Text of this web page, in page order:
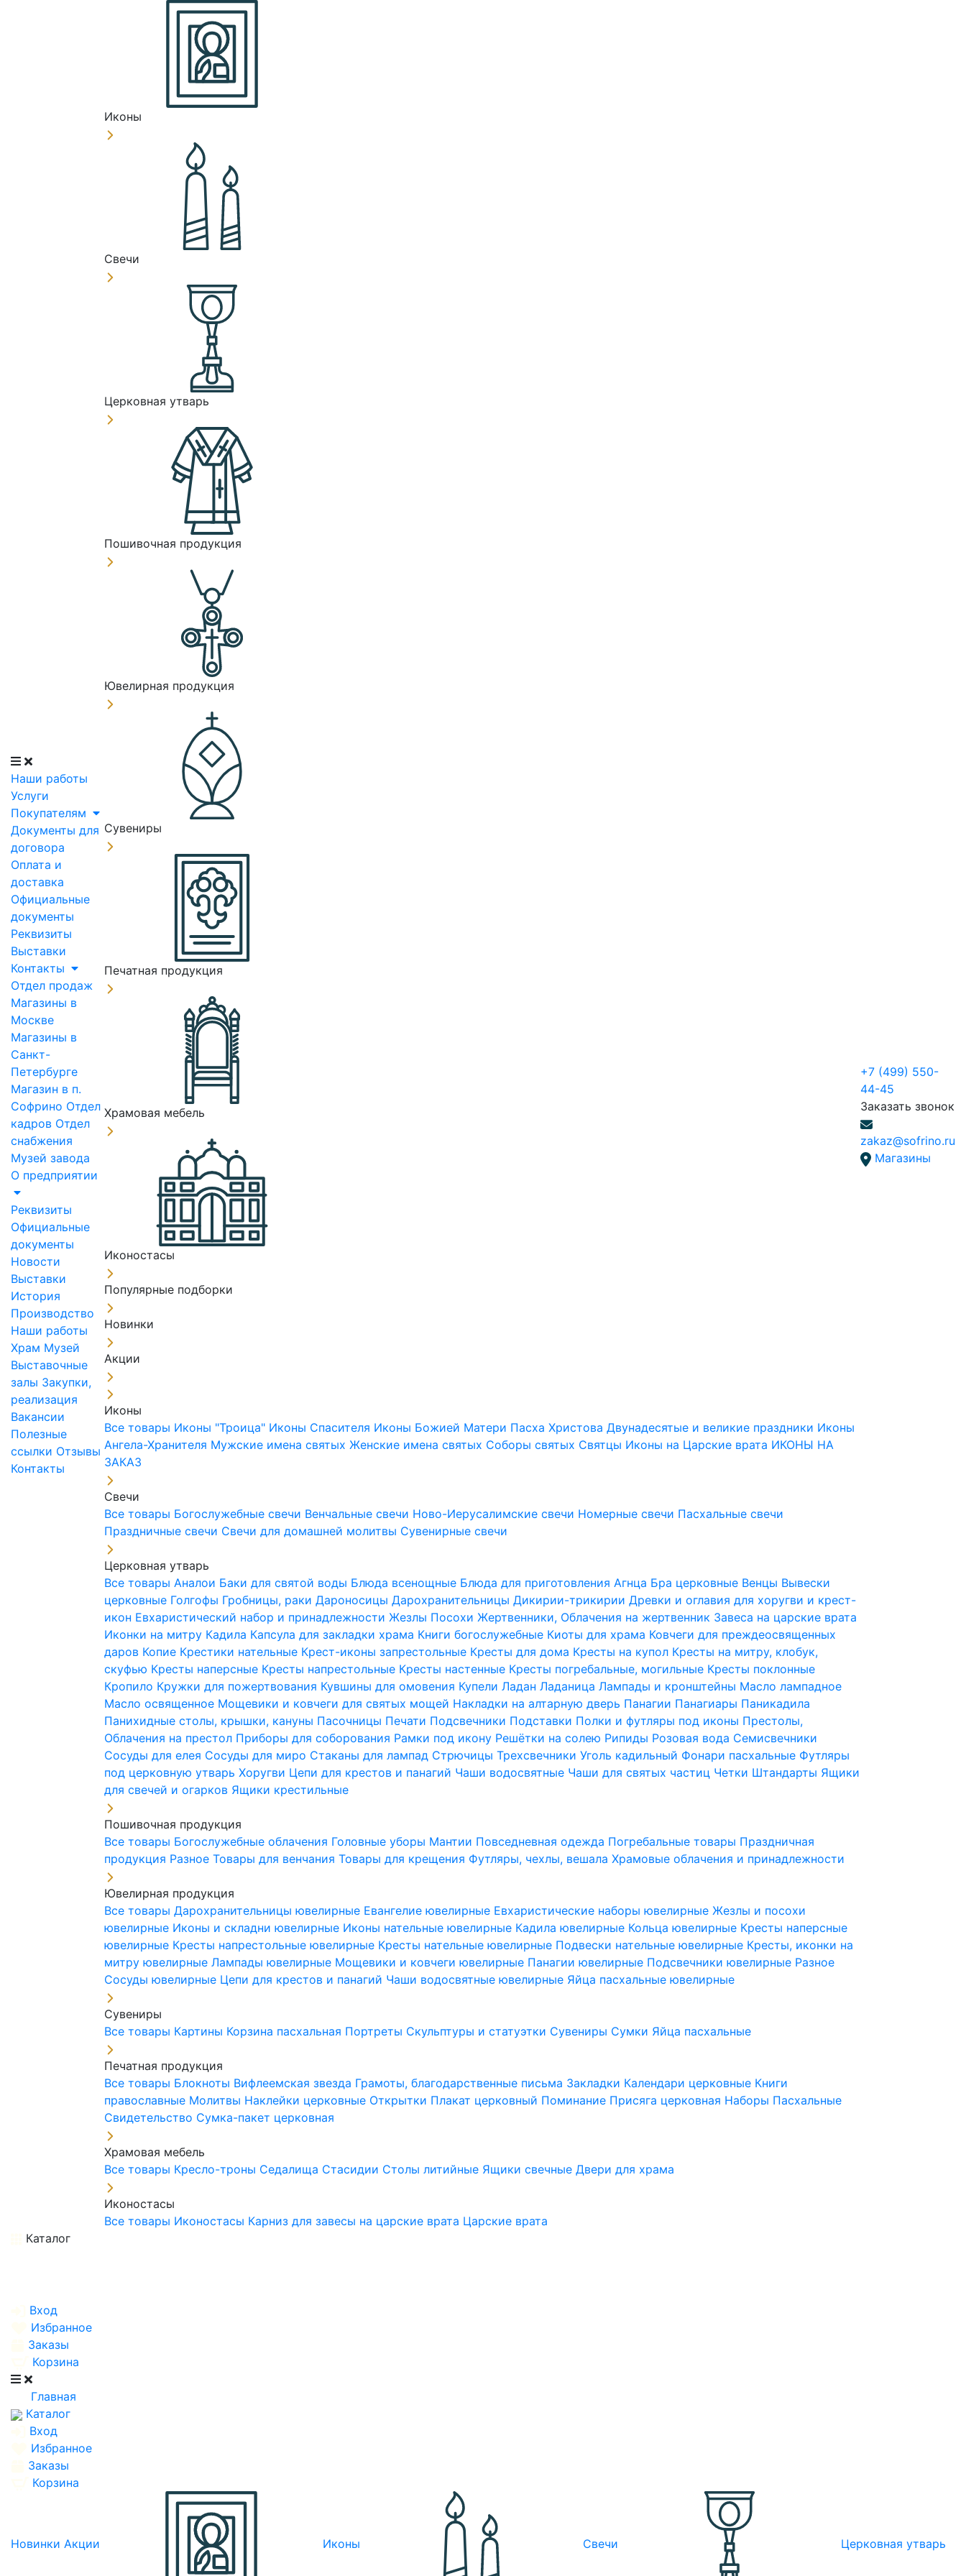
Наши работы
Услуги
Покупателям
Документы для
договора
Оплата и
доставка
Официальные
документы
Реквизиты
Выставки
Контакты
Отдел продаж
Магазины в
Москве
Магазины в
Санкт-
Петербурге
Магазин в п.
Софрино Отдел
кадров Отдел
снабжения
Музей завода
О предприятии
Реквизиты
Официальные
документы
Новости
Выставки
История
Производство
Наши работы
Храм Музей
Выставочные
залы Закупки,
реализация
Вакансии
Полезные
ссылки Отзывы
Контакты
Иконы
Свечи
Церковная утварь
Пошивочная продукция
Ювелирная продукция
Сувениры
Печатная продукция
Храмовая мебель
Иконостасы
Популярные подборки
Новинки
Акции
Иконы
Все товары Иконы "Троица" Иконы Спасителя Иконы Божией Матери Пасха ХристоваДвунадесятые и великие праздники Иконы
Ангела-Хранителя Мужские имена святыхЖенские имена святых Соборы святых Святцы Иконы на Царские врата ИКОНЫ НА
ЗАКАЗ
Свечи
Все товары Богослужебные свечи Венчальные свечи Ново-Иерусалимские свечи Номерные свечи Пасхальные свечи
Праздничные свечи Свечи для домашней молитвы Сувенирные свечи
Церковная утварь
Все товарыАналои Баки для святой воды Блюда всенощные Блюда для приготовления Агнца Бра церковные Венцы Вывески
церковные Голгофы Гробницы, ракиДароносицыДарохранительницыДикирии-трикирииДревки и оглавия для хоругви и крест-
икон Евхаристический набор и принадлежностиЖезлы ПосохиЖертвенники, Облачения на жертвенник Завеса на царские врата
Иконки на митру Кадила Капсула для закладки храма Книги богослужебные Киоты для храма Ковчеги для преждеосвященных
даров Копие Крестики нательные Крест-иконы запрестольные Кресты для дома Кресты на купол Кресты на митру, клобук,
скуфью Кресты наперсные Кресты напрестольные Кресты настенные Кресты погребальные, могильные Кресты поклонные
Кропило Кружки для пожертвования Кувшины для омовения КупелиЛаданЛаданицаЛампады и кронштейны Масло лампадное
Масло освященное Мощевики и ковчеги для святых мощей Накладки на алтарную дверь Панагии Панагиары Паникадила
Панихидные столы, крышки, кануны Пасочницы Печати Подсвечники Подставки Полки и футляры под иконы Престолы,
Облачения на престол Приборы для соборования Рамки под икону Решётки на солею Рипиды Розовая вода Семисвечники
Сосуды для елея Сосуды для миро Стаканы для лампад СтрючицыТрехсвечникиУголь кадильный Фонари пасхальные Футляры
под церковную утварьХоругви Цепи для крестов и панагий Чаши водосвятные Чаши для святых частиц Четки Штандарты Ящики
для свечей и огарков Ящики крестильные
Пошивочная продукция
Все товары Богослужебные облачения Головные уборы Мантии Повседневная одежда Погребальные товары Праздничная
продукция РазноеТовары для венчанияТовары для крещения Футляры, чехлы, вешалаХрамовые облачения и принадлежности
Ювелирная продукция
Все товарыДарохранительницы ювелирные Евангелие ювелирные Евхаристические наборы ювелирныеЖезлы и посохи
ювелирные Иконы и складни ювелирные Иконы нательные ювелирные Кадила ювелирные Кольца ювелирные Кресты наперсные
ювелирные Кресты напрестольные ювелирные Кресты нательные ювелирные Подвески нательные ювелирные Кресты, иконки на
митру ювелирныеЛампады ювелирные Мощевики и ковчеги ювелирные Панагии ювелирные Подсвечники ювелирные Разное
Сосуды ювелирные Цепи для крестов и панагий Чаши водосвятные ювелирные Яйца пасхальные ювелирные
Сувениры
Все товары Картины Корзина пасхальная Портреты Скульптуры и статуэтки Сувениры Сумки Яйца пасхальные
Печатная продукция
Все товары Блокноты Вифлеемская звезда Грамоты, благодарственные письма Закладки Календари церковные Книги
православные Молитвы Наклейки церковные Открытки Плакат церковный Поминание Присяга церковная Наборы Пасхальные
Свидетельство Сумка-пакет церковная
Храмовая мебель
Все товары Кресло-троны Седалища Стасидии Столы литийные Ящики свечныеДвери для храма
Иконостасы
Все товары Иконостасы Карниз для завесы на царские врата Царские врата
+7 (499) 550-
44-45
Заказать звонок
zakaz@sofrino.ru
Магазины
Каталог
Вход
Избранное
Заказы
Корзина
Главная
Каталог
Вход
Избранное
Заказы
Корзина
Новинки Акции Иконы Свечи Церковная утварь